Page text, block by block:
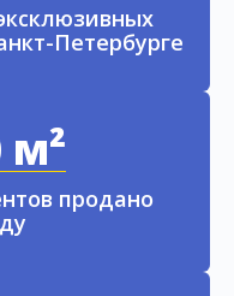
Петербурге
м²
продано